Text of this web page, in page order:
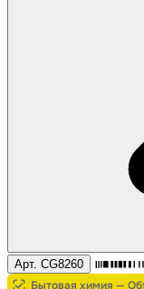
Арт. CG8260
Бытовая химия —